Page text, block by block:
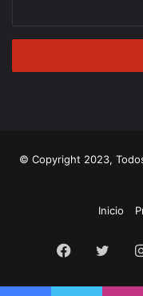
© Copyright 2023,
Inicio
Facebook